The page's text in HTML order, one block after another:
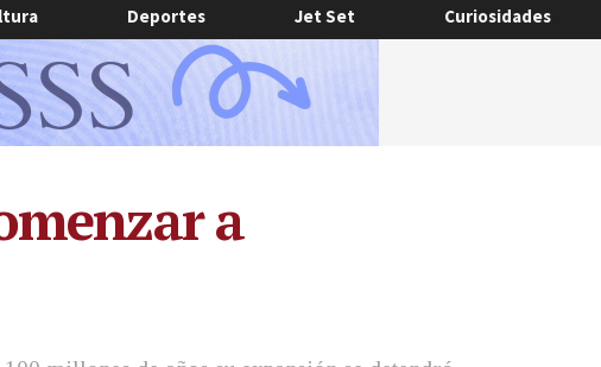
Deportes Jet Set Curiosidades
a